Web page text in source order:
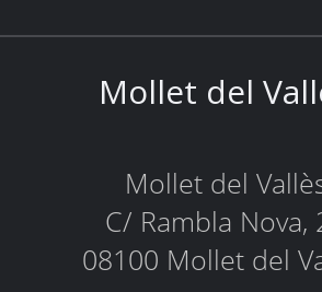
Mollet del
Mollet del
C/ Rambla Nova,
08100 Mollet del